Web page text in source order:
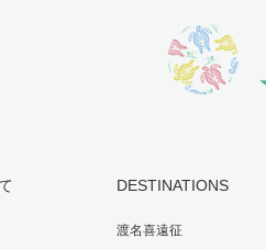
DESTINATIONS
渡名喜遠征